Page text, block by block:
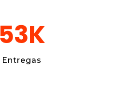
53K
Entregas